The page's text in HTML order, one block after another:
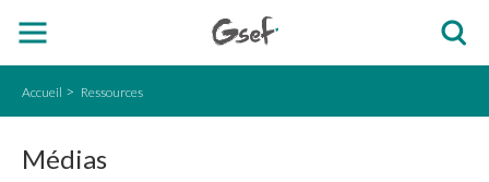
Accueil Ressources
Médias